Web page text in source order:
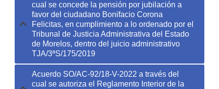
cual se concede la pensión por jubilación a
favor del ciudadano Bonifacio Corona
Felicitas, en cumplimiento a lo ordenado por el
Tribunal de Justicia Administrativa del Estado
de Morelos, dentro del juicio administrativo
TJA/3ªS/175/2019
Acuerdo SO/AC-92/18-V-2022 a través del
cual se autoriza el Reglamento Interior de la